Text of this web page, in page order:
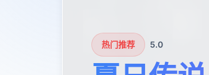
热门推荐 5.0